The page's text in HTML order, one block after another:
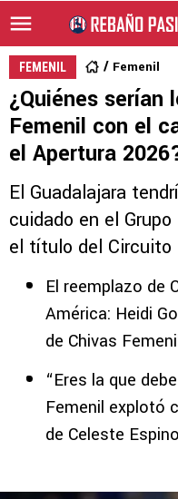
FEMENIL Femenil
¿Quiénes serían
Femenil con el
el Apertura
El Guadalajara
cuidado en el
el título del Circuito
El reemplazo de
América: Heidi
de Chivas
“Eres la que
Femenil explotó
de Celeste Espino